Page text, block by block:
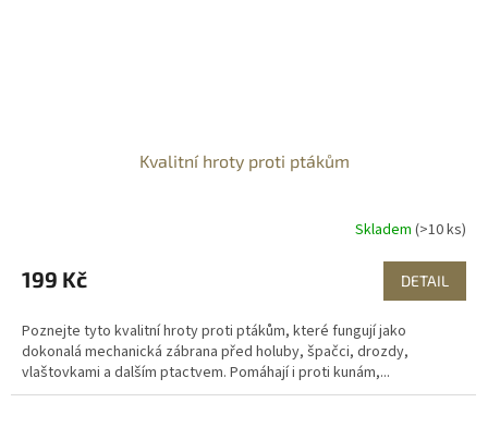
Kvalitní hroty proti ptákům
Skladem (>10 ks)
199 Kč DETAIL
Poznejte tyto kvalitní hroty proti ptákům, které fungují jako
dokonalá mechanická zábrana před holuby, špačci, drozdy,
vlaštovkami a dalším ptactvem. Pomáhají i proti kunám,...